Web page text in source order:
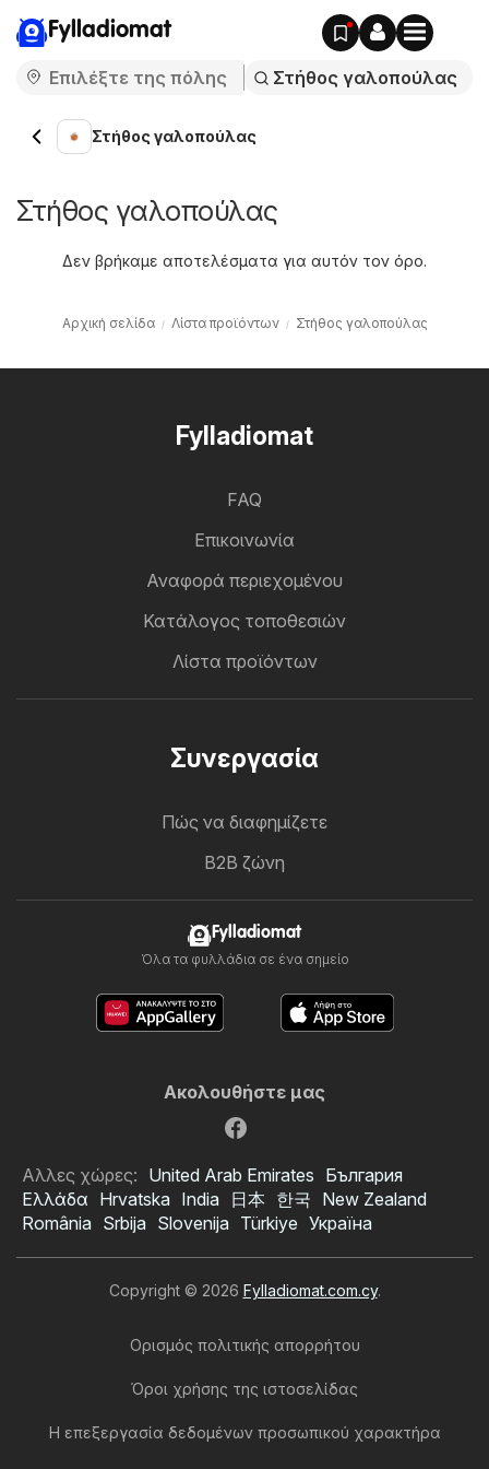
Fylladiomat
Στήθος γαλοπούλας
Στήθος γαλοπούλας
Δεν βρήκαμε αποτελέσματα για αυτόν τον όρο.
Αρχική σελίδα Λίστα προϊόντων Στήθος γαλοπούλας
Fylladiomat
FAQ
Επικοινωνία
Αναφορά περιεχομένου
Κατάλογος τοποθεσιών
Λίστα προϊόντων
Συνεργασία
Πώς να διαφημίζετε
B2B ζώνη
Fylladiomat
Όλα τα φυλλάδια σε ένα σημείο
Ακολουθήστε μας
Αλλες χώρες: United Arab Emirates България
Ελλάδα Hrvatska India 日本 한국 New Zealand
România Srbija Slovenija Türkiye Україна
Copyright © 2026 Fylladiomat.com.cy.
Ορισμός πολιτικής απορρήτου
Όροι χρήσης της ιστοσελίδας
Η επεξεργασία δεδομένων προσωπικού χαρακτήρα